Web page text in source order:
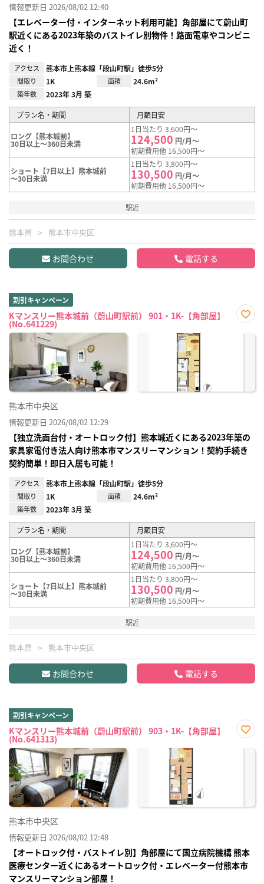
情報更新日 2026/08/02 12:40
【エレベーター付・インターネット利用可能】角部屋にて蔚山町
駅近くにある2023年築のバストイレ別物件！路面電車やコンビニ
近く！
アクセス 熊本市上熊本線「段山町駅」徒歩5分
間取り 1K 面積 24.6m²
築年数 2023年 3月 築
プラン名・期間 月額目安
ロング【熊本城前】
30日以上～360日未満
1日当たり 3,600円～
124,500 円/月～
初期費用他 16,500円～
ショート【7日以上】熊本城前
～30日未満
1日当たり 3,800円～
130,500 円/月～
初期費用他 16,500円～
駅近
熊本県 熊本市中央区
お問合わせ 電話する
割引キャンペーン
Kマンスリー熊本城前（蔚山町駅前） 901・1K-【角部屋】
(No.641229)
に入
熊本市中央区
情報更新日 2026/08/02 12:29
【独立洗面台付・オートロック付】熊本城近くにある2023年築の
家具家電付き法人向け熊本市マンスリーマンション！契約手続き
契約簡単！即日入居も可能！
アクセス 熊本市上熊本線「段山町駅」徒歩5分
間取り 1K 面積 24.6m²
築年数 2023年 3月 築
プラン名・期間 月額目安
ロング【熊本城前】
30日以上～360日未満
1日当たり 3,600円～
124,500 円/月～
初期費用他 16,500円～
ショート【7日以上】熊本城前
～30日未満
1日当たり 3,800円～
130,500 円/月～
初期費用他 16,500円～
駅近
熊本県 熊本市中央区
お問合わせ 電話する
割引キャンペーン
Kマンスリー熊本城前（蔚山町駅前） 903・1K-【角部屋】
(No.641313)
に入
熊本市中央区
情報更新日 2026/08/02 12:48
【オートロック付・バストイレ別】角部屋にて国立病院機構 熊本
医療センター近くにあるオートロック付・エレベーター付熊本市
マンスリーマンション部屋！